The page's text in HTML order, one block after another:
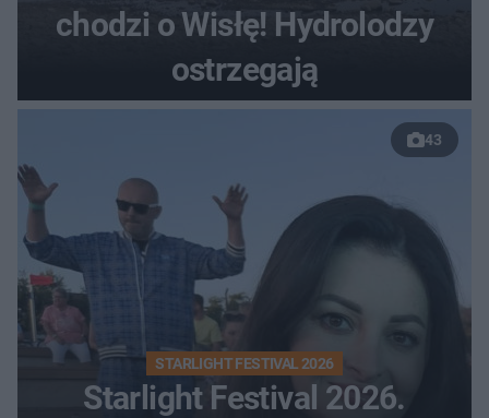
chodzi o Wisłę! Hydrolodzy
ostrzegają
43
STARLIGHT FESTIVAL 2026
Starlight Festival 2026.